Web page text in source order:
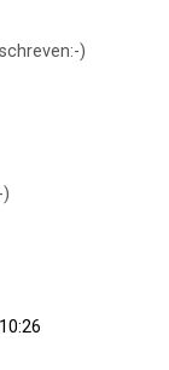
)